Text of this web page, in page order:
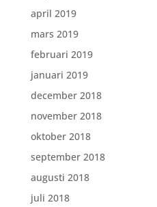
april 2019
mars 2019
februari 2019
januari 2019
december 2018
november 2018
oktober 2018
september 2018
augusti 2018
juli 2018